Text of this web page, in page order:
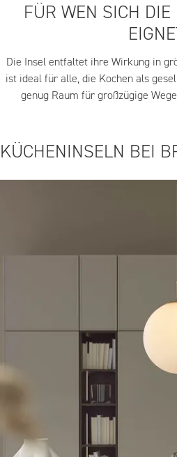
FÜR WEN SICH
Die Insel entfaltet ihre Wirkung in
ist ideal für alle, die Kochen als
genug Raum für großzügige
KÜCHENINSELN BEI